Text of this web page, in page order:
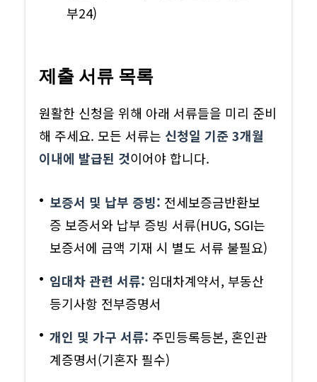
부24)
제출 서류 목록
원활한 신청을 위해 아래 서류들을 미리 준비
해 주세요. 모든 서류는 신청일 기준 3개월
이내에 발급된 것이어야 합니다.
보증서 및 납부 증빙: 전세보증금반환보
증 보증서와 납부 증빙 서류(HUG, SGI는
보증서에 금액 기재 시 별도 서류 불필요)
임대차 관련 서류: 임대차계약서, 부동산
등기사항 전부증명서
개인 및 가구 서류: 주민등록등본, 혼인관
계증명서(기혼자 필수)